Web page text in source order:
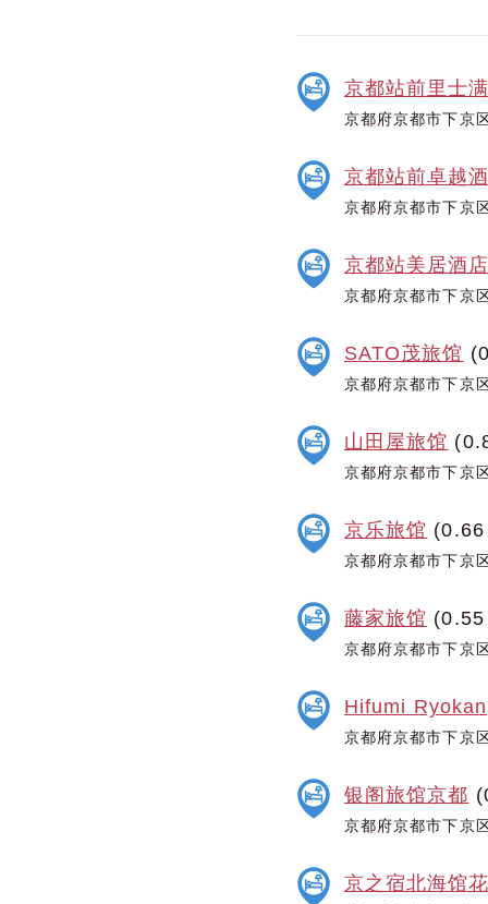
京都站前里士
京都府京都市下京
京都站前卓越
京都府京都市下京
京都站美居酒
京都府京都市下京
SATO茂旅馆
京都府京都市下京
山田屋旅馆
京都府京都市下京
京乐旅馆
京都府京都市下京
藤家旅馆
京都府京都市下京
Hifumi Ryokan
京都府京都市下京
银阁旅馆京都
京都府京都市下京
京之宿北海馆